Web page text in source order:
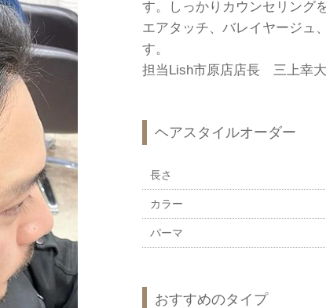
す。しっかりカウンセリング
エアタッチ、バレイヤージュ
す。
担当Lish市原店店長 三上幸大
ヘアスタイルオーダー
長さ
カラー
パーマ
おすすめのタイプ